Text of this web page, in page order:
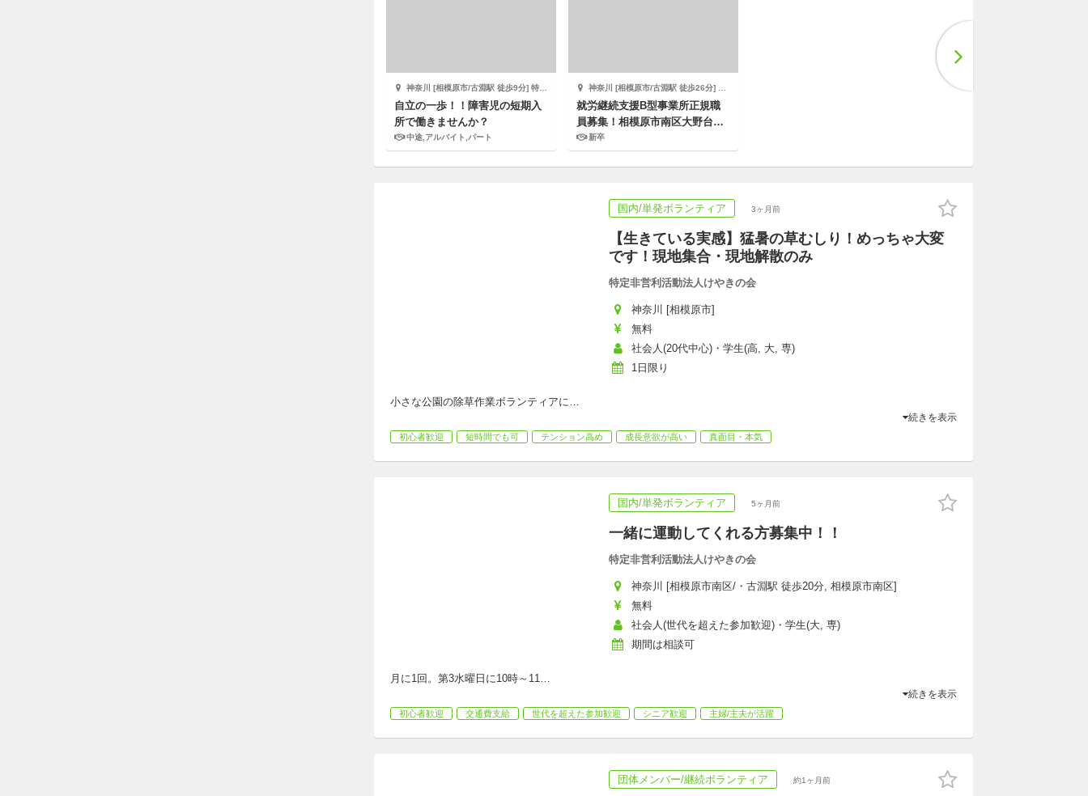
神奈川 [相模原市/古淵駅 徒歩9分] 特定非営利活動法人 日本福祉リレーションシップ協会
自立の一歩！！障害児の短期入
所で働きませんか？
中途,アルバイト,パート
神奈川 [相模原市/古淵駅 徒歩26分] 特定非営利活動法人けやきの会
就労継続支援B型事業所正規職
員募集！相模原市南区大野台で
創業30年の実績あり
新卒
国内/単発ボランティア 3ヶ月前
【生きている実感】猛暑の草むしり！めっちゃ大変
です！現地集合・現地解散のみ
特定非営利活動法人けやきの会
神奈川 [相模原市]
無料
社会人(20代中心)・学生(高, 大, 専)
1日限り
小さな公園の除草作業ボランティアに…
続きを表示
初心者歓迎 短時間でも可 テンション高め 成長意欲が高い 真面目・本気
国内/単発ボランティア 5ヶ月前
一緒に運動してくれる方募集中！！
特定非営利活動法人けやきの会
神奈川 [相模原市南区/・古淵駅 徒歩20分, 相模原市南区]
無料
社会人(世代を超えた参加歓迎)・学生(大, 専)
期間は相談可
月に1回。第3水曜日に10時～11…
続きを表示
初心者歓迎 交通費支給 世代を超えた参加歓迎 シニア歓迎 主婦/主夫が活躍
団体メンバー/継続ボランティア 約1ヶ月前